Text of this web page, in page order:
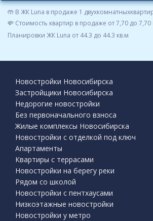
🤲 В ЖК Luna в продаже 1
💸 Стоимость квартир в продаже от 7,70 до
Планировки ЖК Luna от 44.3 до 44.3 кв.м
Новостройки Новосибирска
Застройщики Новосибирска
Недорогие новостройки
Без первоначального взноса
Жилые комплексы Новосибирска
Новостройки с отделкой под ключ
Апартаменты
Квартиры с террасами
Новостройки на берегу реки
Рядом со школой
Новостройки с пентхаусами
Низкоэтажные новостройки
Новостройки у метро